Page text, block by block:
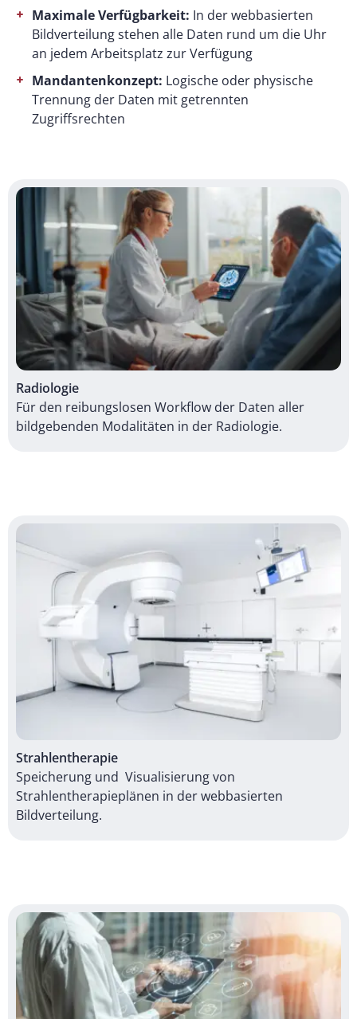
Maximale Verfügbarkeit: In der webbasierten
Bildverteilung stehen alle Daten rund um die Uhr
an jedem Arbeitsplatz zur Verfügung
Mandantenkonzept: Logische oder physische
Trennung der Daten mit getrennten
Zugriffsrechten
Radiologie
Für den reibungslosen Workflow der Daten aller
bildgebenden Modalitäten in der Radiologie.
Strahlentherapie
Speicherung und Visualisierung von
Strahlentherapieplänen in der webbasierten
Bildverteilung.